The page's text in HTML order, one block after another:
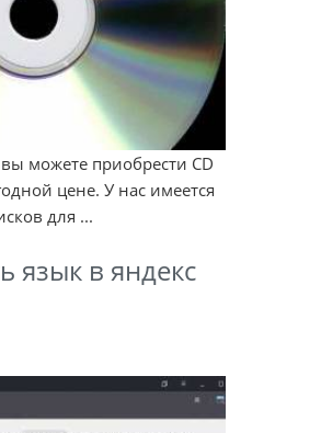
можете приобрести CD
цене. У нас имеется
для ...
язык в яндекс